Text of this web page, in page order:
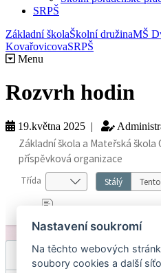
SRPŠ
Základní školaŠkolní družinaMŠ
KovařovicovaSRPŠ
Menu
Rozvrh hodin
19.května 2025 |